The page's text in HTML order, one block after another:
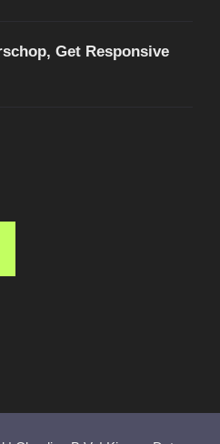
Get Responsive